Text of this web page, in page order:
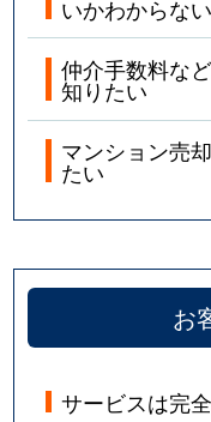
いかわからない
仲介手数料な
知りたい
マンション売
たい
お
サービスは完